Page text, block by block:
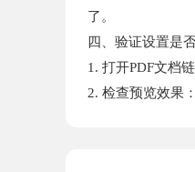
了。
四、验证设置是
1. 打开PDF文档
2. 检查预览效果